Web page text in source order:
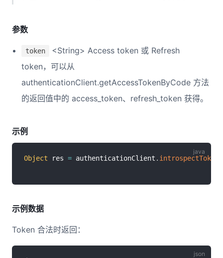
参数
token
<String> Access token 或 Refresh
token，可以从
authenticationClient.getAccessTokenByCode 方法
的返回值中的 access_token、refresh_token 获得。
示例
Object res = authenticationClient . introspectToken
示例数据
Token 合法时返回：